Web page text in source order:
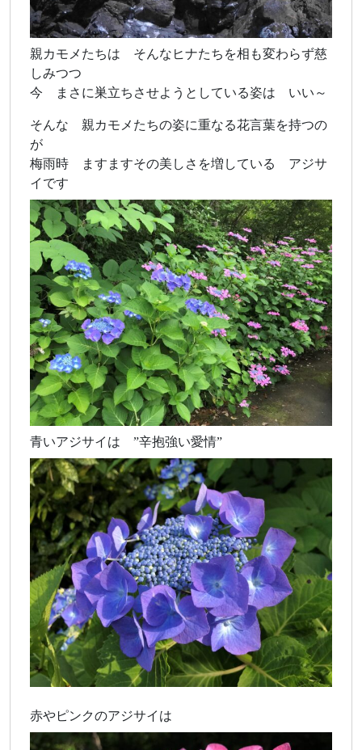
親カモメたちは そんなヒナたちを相も変わらず慈
しみつつ
今 まさに巣立ちさせようとしている姿は いい～
そんな 親カモメたちの姿に重なる花言葉を持つの
が
梅雨時 ますますその美しさを増している アジサ
イです
青いアジサイは ”辛抱強い愛情”
赤やピンクのアジサイは